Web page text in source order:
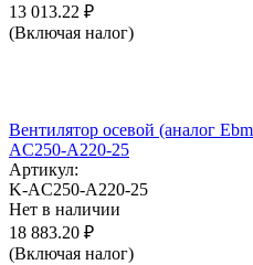
13 013.22 ₽
(Включая налог)
Вентилятор осевой (аналог
AC250-A220-25
Артикул:
K-AC250-A220-25
Нет в наличии
18 883.20 ₽
(Включая налог)